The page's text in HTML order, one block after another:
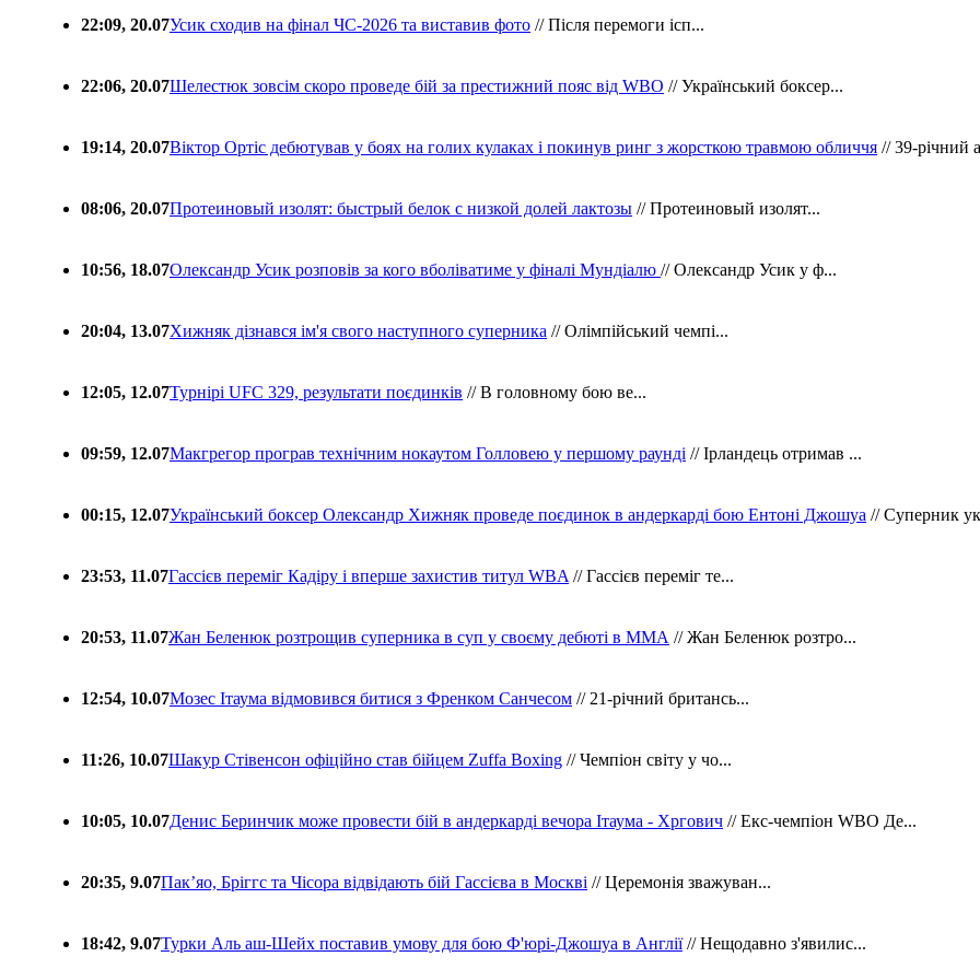
22:09, 20.07Усик сходив на фінал ЧС-2026 та виставив фото // Після перемоги ісп...
22:06, 20.07Шелестюк зовсім скоро проведе бій за престижний пояс від WBO // Український боксер...
19:14, 20.07Віктор Ортіс дебютував у боях на голих кулаках і покинув ринг з жорсткою травмою обличчя // 39-річний
08:06, 20.07Протеиновый изолят: быстрый белок с низкой долей лактозы // Протеиновый изолят...
10:56, 18.07Олександр Усик розповів за кого вболіватиме у фіналі Мундіалю // Олександр Усик у ф...
20:04, 13.07Хижняк дізнався ім'я свого наступного суперника // Олімпійський чемпі...
12:05, 12.07Турнірі UFC 329, результати поєдинків // В головному бою ве...
09:59, 12.07Макгрегор програв технічним нокаутом Голловею у першому раунді // Ірландець отримав ...
00:15, 12.07Український боксер Олександр Хижняк проведе поєдинок в андеркарді бою Ентоні Джошуа // Суперник
23:53, 11.07Гассієв переміг Кадіру і вперше захистив титул WBA // Гассієв переміг те...
20:53, 11.07Жан Беленюк розтрощив суперника в суп у своєму дебюті в ММА // Жан Беленюк розтро...
12:54, 10.07Мозес Ітаума відмовився битися з Френком Санчесом // 21-річний британсь...
11:26, 10.07Шакур Стівенсон офіційно став бійцем Zuffa Boxing // Чемпіон світу у чо...
10:05, 10.07Денис Беринчик може провести бій в андеркарді вечора Ітаума - Хргович // Екс-чемпіон WBO Де...
20:35, 9.07Пакʼяо, Бріггс та Чісора відвідають бій Гассієва в Москві // Церемонія зважуван...
18:42, 9.07Турки Аль аш-Шейх поставив умову для бою Ф'юрі-Джошуа в Англії// Нещодавно з'явилис...